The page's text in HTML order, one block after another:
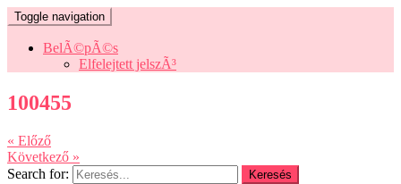
Toggle navigation
BelÃ©pÃ©s
Elfelejtett jelszÃ³
100455
« Előző
Következő »
Search for: